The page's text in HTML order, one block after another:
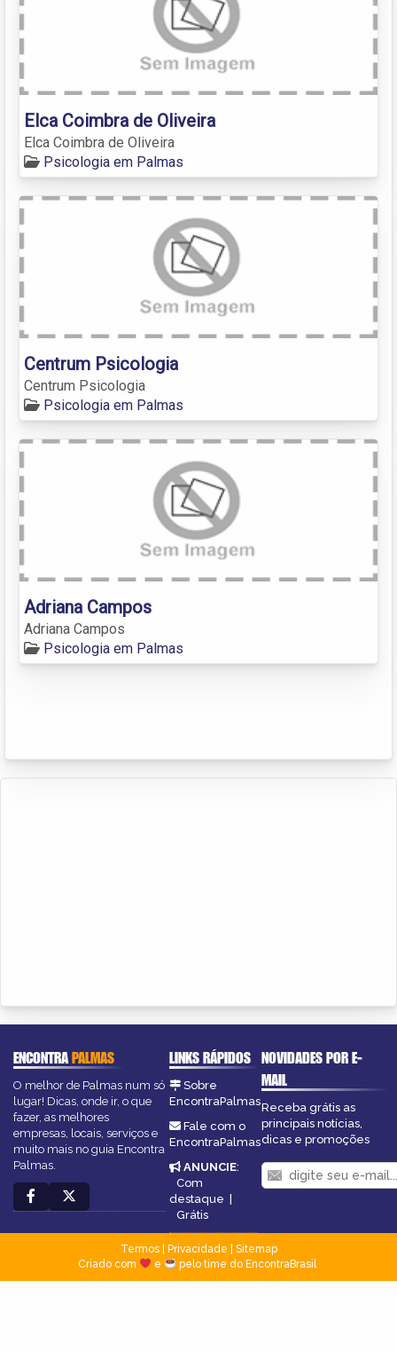
Elca Coimbra de Oliveira
Elca Coimbra de Oliveira
Psicologia em Palmas
Centrum Psicologia
Centrum Psicologia
Psicologia em Palmas
Adriana Campos
Adriana Campos
Psicologia em Palmas
ENCONTRAPALMAS
O melhor de Palmas num só
lugar! Dicas, onde ir, o que
fazer, as melhores
empresas, locais, serviços e
muito mais no guia Encontra
Palmas.
LINKS RÁPIDOS
Sobre
EncontraPalmas
Fale com o
EncontraPalmas
ANUNCIE:
Com
destaque |
Grátis
NOVIDADES POR E-
MAIL
Receba grátis as
principais notícias,
dicas e promoções
Termos| Privacidade
Sitemap
Criado com
e pelo time do EncontraBrasil